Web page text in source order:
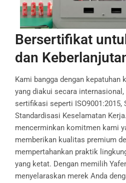
Bersertifikat
dan
Kami bangga dengan kepatuhan
yang diakui secara internasional,
sertifikasi seperti ISO9001:2015,
Standardisasi Keselamatan
mencerminkan komitmen kami
memberikan kualitas premium
mempertahankan praktik
yang ketat. Dengan memilih
menyelaraskan merek Anda